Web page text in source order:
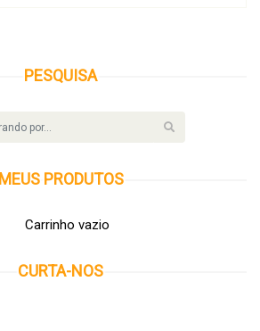
PESQUISA
MEUS PRODUTOS
Carrinho vazio
CURTA-NOS